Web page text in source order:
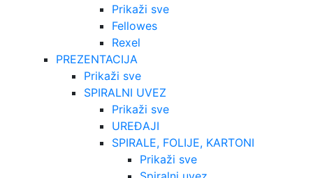
Prikaži sve
Fellowes
Rexel
PREZENTACIJA
Prikaži sve
SPIRALNI UVEZ
Prikaži sve
UREĐAJI
SPIRALE, FOLIJE, KARTONI
Prikaži sve